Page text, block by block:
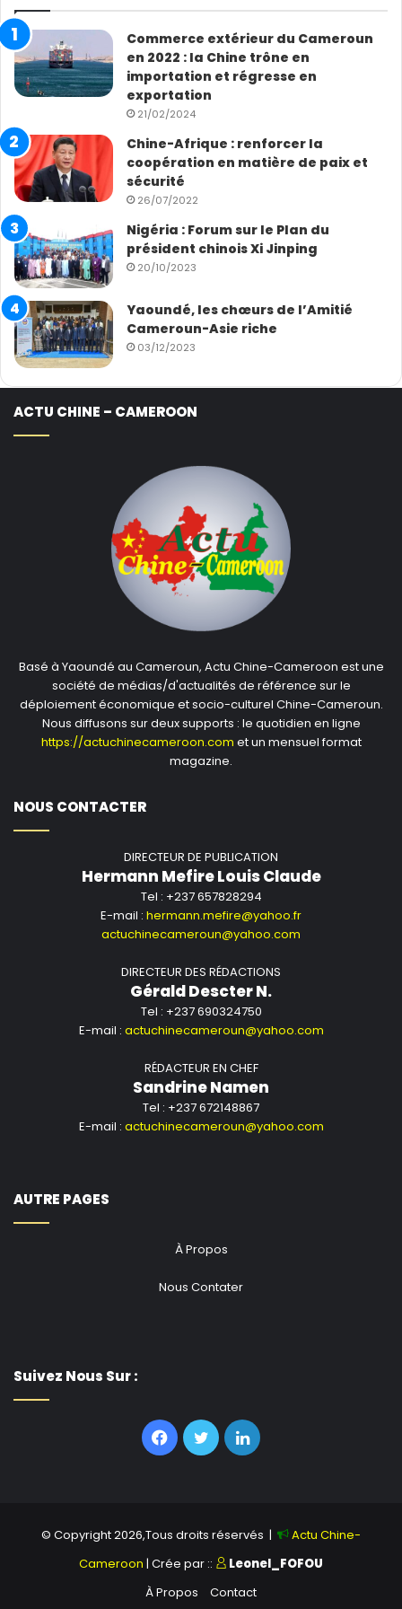
l’image de la complicité entre Chinois et Égyptiens sur
le vaste chantier.
Sohila, ingénieure civile égyptienne
Avant de s’appesantir sur la Malienne Absatou, le
documentaire fait un zoom sur des projets de l’ICR
réalisés ça et là en Afrique et ailleurs. C’est le cas du
projet de la nouvelle capitale administrative de
l’Égypte, l’arène nationale de lutte du Sénégal, le projet
commercial de la ville économique de Jizan en Arabie
raconte la joie de tout le village qui a accueille des
médecins chinois venus donner des consultations de
toutes sortes à la population. Cette communion entre
Chinois et Maliens dans une ambiance festive émeut
particulièrement Absatou qui réalise la richesse de la
diversité humaine.
Projet de logements abordables au Park road
à Nairobi au Kenya
Le documentaire campe toujours dans le domaine de
la santé à travers la coopération médicale en Algérie.
chinoise en Algérie, a vécu dix ans dans ce pays. La
nombreux patients. Tu Dachun déclare avoir réussi son
chinois et algériens.
Commerce extérieur du Cameroun
en 2022 : la Chine trône en
importation et régresse en
exportation
21/02/2024
Chine-Afrique : renforcer la
coopération en matière de paix et
sécurité
26/07/2022
Nigéria : Forum sur le Plan du
président chinois Xi Jinping
20/10/2023
Yaoundé, les chœurs de l’Amitié
Cameroun-Asie riche
03/12/2023
ACTU CHINE – CAMEROON
Basé à Yaoundé au Cameroun, Actu Chine-Cameroon est une
société de médias/d'actualités de référence sur le
déploiement économique et socio-culturel Chine-Cameroun.
Nous diffusons sur deux supports : le quotidien en ligne
https://actuchinecameroon.com et un mensuel format
magazine.
NOUS CONTACTER
DIRECTEUR DE PUBLICATION
Hermann Mefire Louis Claude
Tel : +237 657828294
E-mail : hermann.mefire@yahoo.fr
actuchinecameroun@yahoo.com
DIRECTEUR DES RÉDACTIONS
Gérald Descter N.
Tel : +237 690324750
E-mail : actuchinecameroun@yahoo.com
RÉDACTEUR EN CHEF
Sandrine Namen
Tel : +237 672148867
E-mail : actuchinecameroun@yahoo.com
AUTRE PAGES
À Propos
Nous Contater
Suivez Nous Sur :
Facebook
TwitterLinkedin
© Copyright 2026,Tous droits réservés |
Actu Chine-
Cameroon | Crée par ::
Leonel_FOFOU
À Propos
Contact